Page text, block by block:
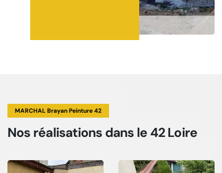
MARCHAL Brayan Peinture 42
Nos réalisations dans le 42 Loire